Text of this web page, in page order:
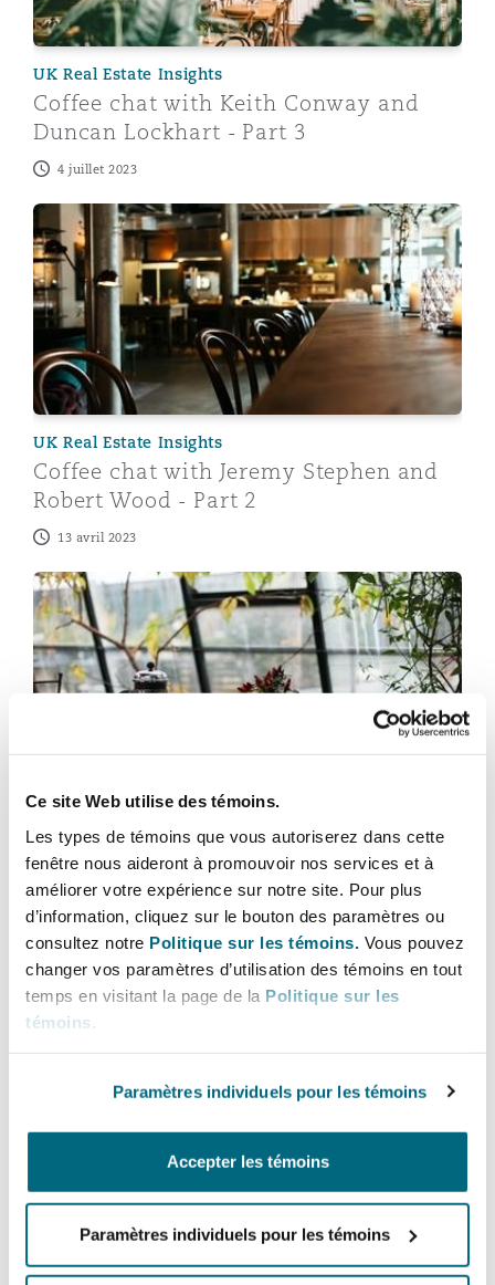
Ce site Web utilise des témoins.
Les types de témoins que vous autoriserez dans cette
fenêtre nous aideront à promouvoir nos services et à
améliorer votre expérience sur notre site. Pour plus
d’information, cliquez sur le bouton des paramètres ou
consultez notre Politique sur les témoins. Vous pouvez
changer vos paramètres d’utilisation des témoins en tout
temps en visitant la page de la Politique sur les
témoins
Paramètres individuels pour les témoins
Accepter les témoins
Paramètres individuels pour les témoins
Entretien, réparation et
Droit aérien commercial
Droit réglementaire
Satellites et espace
Couverture d’assurance
Risques politiques et crédit
Responsabilité du fabricant
produits
Assurance biens
Réassurance
Assurance spécialisée
Bator
Jersey
York
County
(D. C.)
2 New Bailey
UK Real Estate Insights
Coffee chat with Keith Conway and
Duncan Lockhart - Part 3
4 juillet 2023
Coffee chat with Jeremy Stephen and Robert Wood -
UK Real Estate Insights
Coffee chat with Jeremy Stephen and
Robert Wood - Part 2
13 avril 2023
Coffee chat with Keith Conway and Robert Wood -
UK Real Estate Insights
Coffee chat with Keith Conway and
Robert Wood - Part 1
Episode 4 in our series of coffee catch-
ups, Associates Huma Ahmad and
and Tenant Act 1954 is ripe for reform.